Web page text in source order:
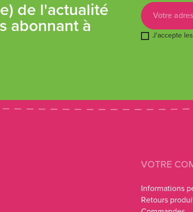
de l'actualité
abonnant à
J'accepte
VOTRE
Informations
Retours